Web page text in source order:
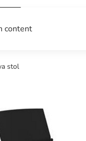
content
stol